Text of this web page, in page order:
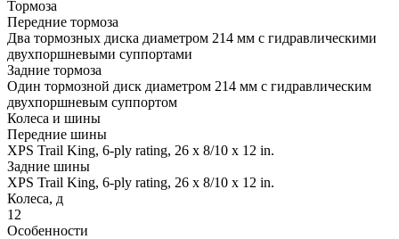
Тормоза
Передние тормоза
Два тормозных диска диаметром 214 мм с гидравлическими
двухпоршневыми суппортами
Задние тормоза
Один тормозной диск диаметром 214 мм с гидравлическим
двухпоршневым суппортом
Колеса и шины
Передние шины
XPS Trail King, 6-ply rating, 26 x 8/10 x 12 in.
Задние шины
XPS Trail King, 6-ply rating, 26 x 8/10 x 12 in.
Колеса, д
12
Особенности